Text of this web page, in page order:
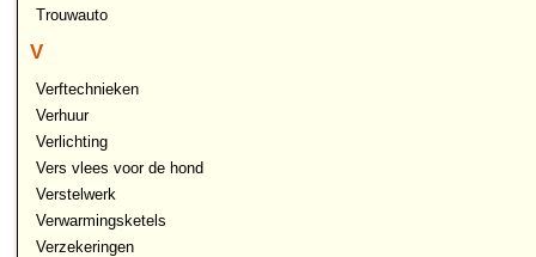
Trouwauto
V
Verftechnieken
Verhuur
Verlichting
Vers vlees voor de hond
Verstelwerk
Verwarmingsketels
Verzekeringen